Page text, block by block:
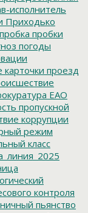
исполнитель
Приходько
пробка пробки
погоды
карточки проезд
ЕАО
пропускной
коррупции
режим
класс
контроля
пьянство